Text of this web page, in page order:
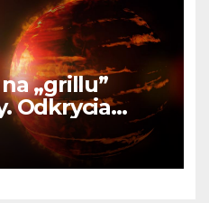
„grillu”
Odkrycia
o HD